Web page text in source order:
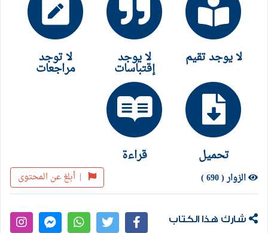
لا يوجد تقيم لا يوجد
إقتباسات
لا توجد
مراجعات
تحميل قراءة
| أبلغ عن المحتوى الزوار ( 690 )
شارك هذا الكتاب